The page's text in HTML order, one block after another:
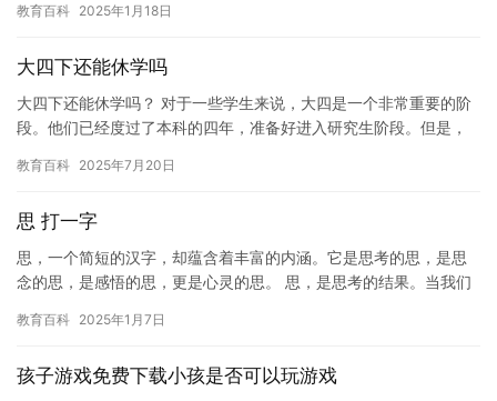
注，…
教育百科 2025年1月18日
大四下还能休学吗
大四下还能休学吗？ 对于一些学生来说，大四是一个非常重要的阶
段。他们已经度过了本科的四年，准备好进入研究生阶段。但是，
学一…
教育百科 2025年7月20日
思 打一字
思，一个简短的汉字，却蕴含着丰富的内涵。它是思考的思，是思
念的思，是感悟的思，更是心灵的思。 思，是思考的结果。当我们
惑时…
教育百科 2025年1月7日
孩子游戏免费下载小孩是否可以玩游戏